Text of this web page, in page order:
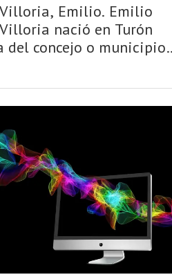
Emilio. Emilio
nació en Turón
del concejo o municipio